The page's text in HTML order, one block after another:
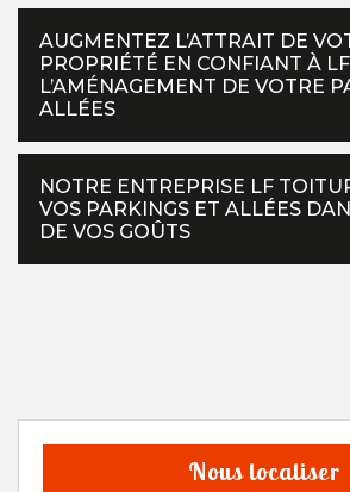
AUGMENTEZ L’ATTRAIT DE
PROPRIÉTÉ EN CONFIANT À
L’AMÉNAGEMENT DE VOTRE
ALLÉES
NOTRE ENTREPRISE LF
VOS PARKINGS ET ALLÉES
DE VOS GOÛTS
Nous localiser